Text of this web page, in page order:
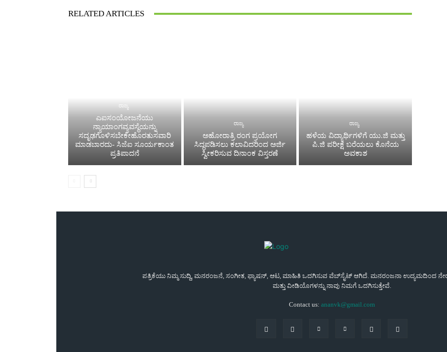
RELATED ARTICLES
ರಾಜ್ಯ
ಎಐಸಂಯೋಜನೆಯು
ನ್ಯಾಯಾಂಗವ್ಯವಸ್ಥೆಯನ್ನು
ಸದೃಢಗೊಳಿಸಬೇಕೇಹೊರತುಸವಾರಿ
ಮಾಡಬಾರದು- ಸಿಜೆಐ ಸೂರ್ಯಕಾಂತ
ಪ್ರತಿಪಾದನೆ
ರಾಜ್ಯ
ಅಹೋರಾತ್ರಿ ರಂಗ ಪ್ರಯೋಗ
ಸಿದ್ಧಪಡಿಸಲು ಕಲಾವಿದರಿಂದ ಅರ್ಜಿ
ಸ್ವೀಕರಿಸುವ ದಿನಾಂಕ ವಿಸ್ತರಣೆ
ರಾಜ್ಯ
ಹಳೆಯ ವಿದ್ಯಾರ್ಥಿಗಳಿಗೆ ಯು.ಜಿ ಮತ್ತು
ಪಿ.ಜಿ ಪರೀಕ್ಷೆ ಬರೆಯಲು ಕೊನೆಯ
ಅವಕಾಶ
ಪತ್ರಿಕೆಯು ನಿಮ್ಮ ಸುದ್ದಿ, ಮನರಂಜನೆ, ಸಂಗೀತ, ಫ್ಯಾಷನ್, ಆಟ, ಮಾಹಿತಿ ಒದಗಿಸುವ ವೆಬ್‌ಸೈಟ್ ಆಗಿದೆ. ಮನರಂಜನಾ ಉದ್ಯಮದಿಂದ
ಮತ್ತು ವೀಡಿಯೊಗಳನ್ನು ನಾವು ನಿಮಗೆ ಒದಗಿಸುತ್ತೇವೆ.
Contact us: ananvk@gmail.com